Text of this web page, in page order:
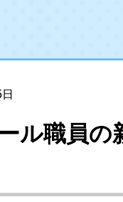
ル職員